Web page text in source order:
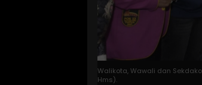
Walikota, Wawali dan
Hms).